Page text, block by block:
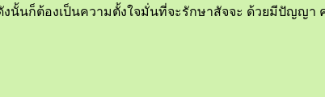
ก็ต้องเป็นความตั้งใจมั่นที่จะรักษาสัจจะ ด้วยมีปัญญา ค